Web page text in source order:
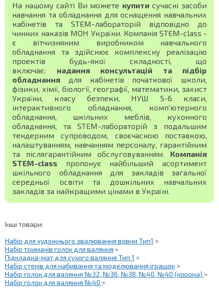
На нашому сайті Ви можете купити сучасні засоби
навчання та обладнання для оснащення навчальних
кабінетів та STEM-лабораторій відповідно до
чинних наказів МОН України. Компанія STEM-class -
є вітчизняним виробником навчального
обладнання та здійснює комплексну реалізацію
проектів будь-якої складності, що
включає: надання консультацій та підбір
обладнання для кабінетів початкової школи,
фізики, хімії, біології, географії, математики, захист
України, класу безпеки, НУШ 5-6 класи,
інтерактивного обладнання, комп'ютерного
обладнання, шкільних меблів, кухонного
обладнання, та STEM-лабораторій з подальшим
тендерним супроводом, своєчасною поставкою,
налаштуванням, навчанням персоналу, гарантійним
та післягарантійним обслуговуванням. Компанія
STEM-class пропонує найбільший асортимент
шкільного обладнання для закладів загальної
середньої освіти та дошкільних навчальних
закладів за найкращими цінами в Україні.
Інші товари:
Набір для художнього звалювання вовни Тип1 >
Набір тримачів голок для валяння >
Підкладка-мат для сухого валяння Тип 1 >
Набір стеків для набивання та моделювання іграшок >
Набір голок для валяння №32, №36, №38, №40, №40 (корона) >
Набір голок для валяння №40 >